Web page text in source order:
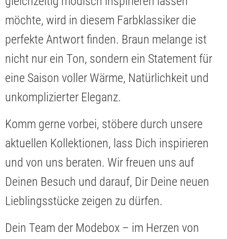
möchte, wird in diesem Farbklassiker die
perfekte Antwort finden. Braun melange ist
nicht nur ein Ton, sondern ein Statement für
eine Saison voller Wärme, Natürlichkeit und
unkomplizierter Eleganz.
Komm gerne vorbei, stöbere durch unsere
aktuellen Kollektionen, lass Dich inspirieren
und von uns beraten. Wir freuen uns auf
Deinen Besuch und darauf, Dir Deine neuen
Lieblingsstücke zeigen zu dürfen.
Dein Team der Modebox – im Herzen von